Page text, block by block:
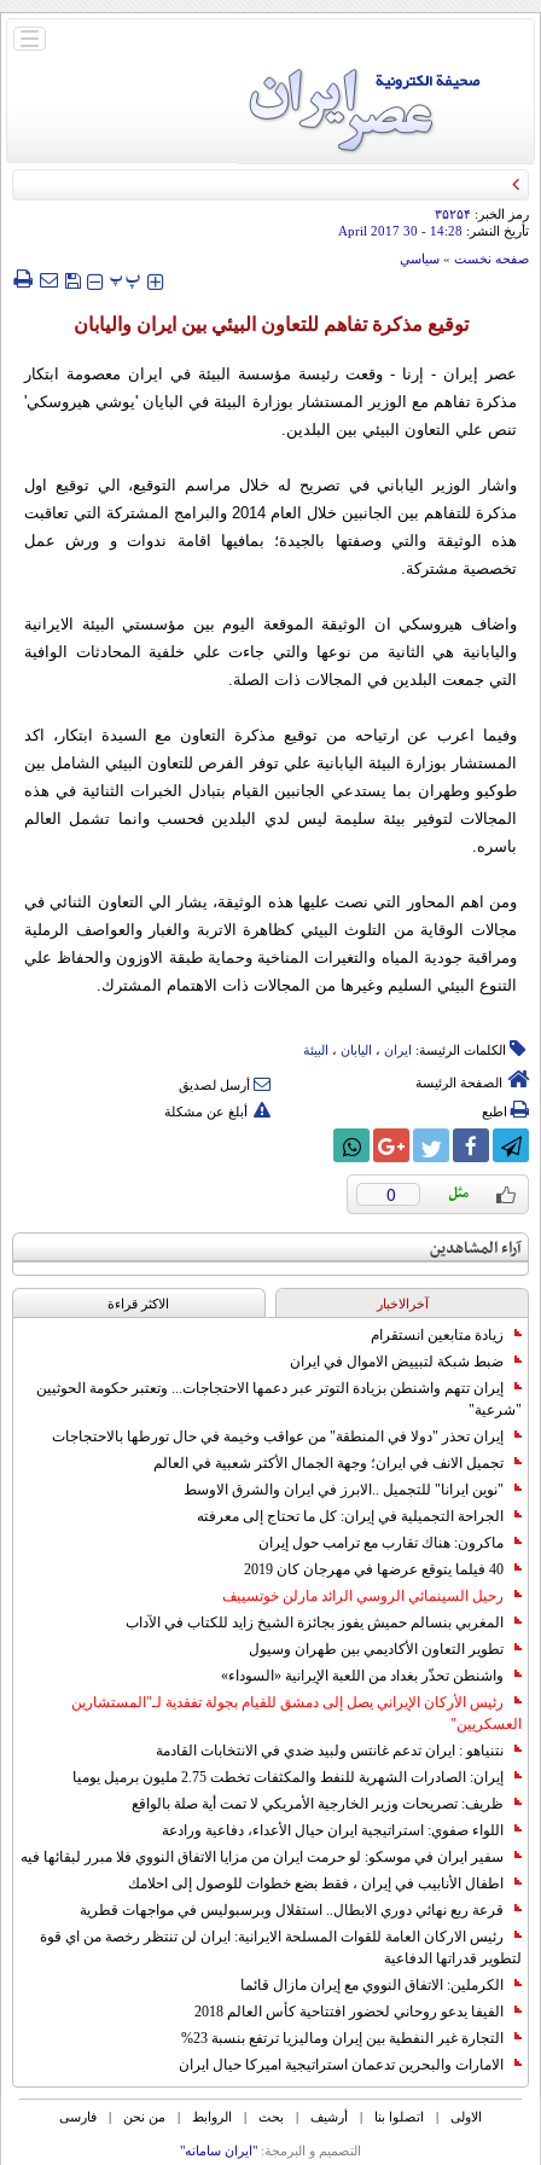
باز
رمز الخبر: ۳۵۲۵۴
تأريخ النشر: 14:28
- 30 April 2017
صفحه نخست » سياسي
‍‍‍ پپ
توقيع مذكرة تفاهم للتعاون البيئي بين ايران واليابان
عصر إيران - إرنا - وقعت رئيسة مؤسسة البيئة في ايران معصومة ابتكار
مذكرة تفاهم مع الوزير المستشار بوزارة البيئة في البايان 'يوشي هيروسكي'
تنص علي التعاون البيئي بين البلدين.
واشار الوزير الياباني في تصريح له خلال مراسم التوقيع، الي توقيع اول
مذكرة للتفاهم بين الجانبين خلال العام 2014 والبرامج المشتركة التي تعاقبت
هذه الوثيقة والتي وصفتها بالجيدة؛ بمافيها اقامة ندوات و ورش عمل
تخصصية مشتركة.
واضاف هيروسكي ان الوثيقة الموقعة اليوم بين مؤسستي البيئة الايرانية
واليابانية هي الثانية من نوعها والتي جاءت علي خلفية المحادثات الوافية
التي جمعت البلدين في المجالات ذات الصلة.
وفيما اعرب عن ارتياحه من توقيع مذكرة التعاون مع السيدة ابتكار، اكد
المستشار بوزارة البيئة اليابانية علي توفر الفرص للتعاون البيئي الشامل بين
طوكيو وطهران بما يستدعي الجانبين القيام بتبادل الخبرات الثنائية في هذه
المجالات لتوفير بيئة سليمة ليس لدي البلدين فحسب وانما تشمل العالم
باسره.
ومن اهم المحاور التي نصت عليها هذه الوثيقة، يشار الي التعاون الثنائي في
مجالات الوقاية من التلوث البيئي كظاهرة الاتربة والغبار والعواصف الرملية
ومراقبة جودية المياه والتغيرات المناخية وحماية طبقة الاوزون والحفاظ علي
التنوع البيئي السليم وغيرها من المجالات ذات الاهتمام المشترك.
الكلمات الرئيسة: ایران ، الیابان ، البیئة
الصفحة الرئيسة
أرسل لصديق
اطبع
أبلغ عن مشكلة
0
آراء المشاهدين
آخرالاخبار الاکثر قراءة
زيادة متابعين انستقرام
ضبط شبكة لتبييض الاموال في ايران
إيران تتهم واشنطن بزيادة التوتر عبر دعمها الاحتجاجات... وتعتبر حكومة الحوثيين
"شرعية"
إيران تحذر "دولا في المنطقة" من عواقب وخيمة في حال تورطها بالاحتجاجات
تجميل الانف في ايران؛ وجهة الجمال الأكثر شعبية في العالم
"نوين ايرانا" للتجميل ..الابرز في ايران والشرق الاوسط
الجراحة التجميلية في إيران: كل ما تحتاج إلى معرفته
ماكرون: هناك تقارب مع ترامب حول إيران
40 فيلما يتوقع عرضها في مهرجان كان 2019
رحيل السينمائي الروسي الرائد مارلن خوتسييف
المغربي بنسالم حميش يفوز بجائزة الشيخ زايد للكتاب في الآداب
تطوير التعاون الأكاديمي بين طهران وسيول
واشنطن تحذّر بغداد من اللعبة الإيرانية «السوداء»
رئيس الأركان الإيراني يصل إلى دمشق للقيام بجولة تفقدية لـ"المستشارين
العسكريين"
نتنياهو : ايران تدعم غانتس ولبيد ضدي في الانتخابات القادمة
إيران: الصادرات الشهریة للنفط والمكثفات تخطت 2.75 مليون برميل يوميا
ظريف: تصريحات وزير الخارجية الأمريكي لا تمت أية صلة بالواقع
اللواء صفوي: استراتيجية ايران حيال الأعداء، دفاعية ورادعة
سفير ايران في موسكو: لو حرمت ايران من مزايا الاتفاق النووي فلا مبرر لبقائها فيه
اطفال الأنابيب في إيران ، فقط بضع خطوات للوصول إلى احلامك
قرعة ربع نهائي دوري الابطال.. استقلال وبرسبوليس في مواجهات قطرية
رئيس الاركان العامة للقوات المسلحة الايرانية: ايران لن تنتظر رخصة من اي قوة
لتطوير قدراتها الدفاعية
الكرملين: الاتفاق النووي مع إيران مازال قائما
الفيفا يدعو روحاني لحضور افتتاحية كأس العالم 2018
التجارة غیر النفطیة بین إیران ومالیزیا ترتفع بنسبة 23%
الامارات والبحرين تدعمان استراتيجية اميركا حيال ايران
الاولی | اتصلوا بنا | أرشیف | بحث | الروابط | من نحن | فارسی
التصمیم و البرمجة: "ایران سامانه"